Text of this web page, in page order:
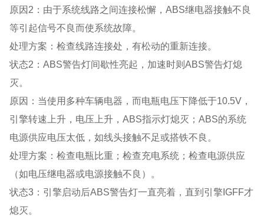
原因2：由于系统线路之间连接松懈，ABS继电器接触不良
等引起信号不良而使系统故障。
处理方案：检查线路连接处，有松动的重新连接。
状态2：ABS警告灯间歇性亮起，加速时则ABS警告灯熄
灭。
原因：当使用多种车辆电器，而电瓶电压下降低于10.5V，
引擎转速上升，电压上升，ABS指示灯熄灭；ABS的系统
电源供应电压太低，如线头接触不足或搭铁不良。
处理方案：检查电瓶比重；检查充电系统；检查电源供应
（如电压继电器或电源接触不良）。
状态3：引擎启动后ABS警告灯一直亮着，直到引擎IGFF才
熄灭。